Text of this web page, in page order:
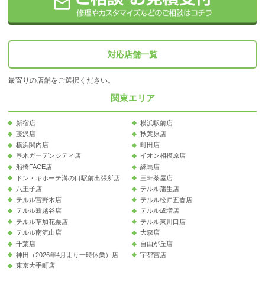
対応店舗一覧
最寄りの店舗をご選択ください。
関東エリア
新宿店
横浜駅前店
藤沢店
秋葉原店
横浜関内店
町田店
厚木ガーデンシティ店
イオン相模原店
船橋FACE店
練馬店
ドン・キホーテ溝の口駅前出張所店
三軒茶屋店
八王子店
テルル蒲生店
テルル宮野木店
テルル松戸五香店
テルル新越谷店
テルル成増店
テルル草加花栗店
テルル東川口店
テルル南流山店
大森店
千葉店
自由が丘店
神田（2026年4月より一時休業）店
宇都宮店
東京大手町店